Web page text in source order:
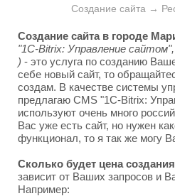
Создание сайта →
Создание сайта в городе
"1C-Bitrix: Управление
) - это услуга по созданию
себе новый сайт, то
создам. В качестве системы
предлагаю CMS "1C-Bitrix:
используют очень много
Вас уже есть сайт, но нужен
функционал, то я так же могу
Сколько будет цена создания
зависит от Ваших запросов и
Например: